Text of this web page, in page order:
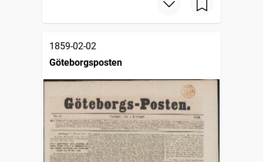
1859-02-02
Göteborgsposten